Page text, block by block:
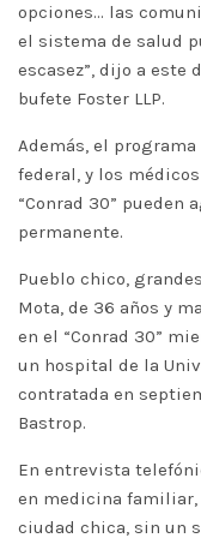
opciones… las
el sistema de salud
escasez”, dijo a este
bufete Foster LLP.
Además, el
federal, y los
“Conrad 30”
permanente.
Pueblo chico,
Mota, de 36 años y
en el “Conrad 30”
un hospital de la
contratada en
Bastrop.
En entrevista
en medicina familiar,
ciudad chica, sin un